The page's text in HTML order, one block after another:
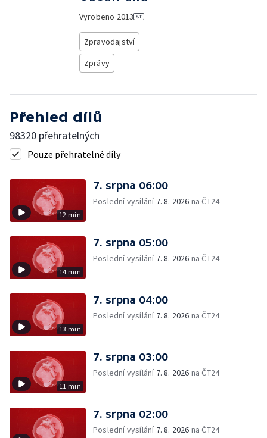
Vyrobeno 2013
Zpravodajství
Zprávy
Přehled dílů
98320 přehratelných
Pouze přehratelné díly
12 min
7. srpna 06:00
Poslední vysílání 7. 8. 2026 na ČT24
14 min
7. srpna 05:00
Poslední vysílání 7. 8. 2026 na ČT24
13 min
7. srpna 04:00
Poslední vysílání 7. 8. 2026 na ČT24
11 min
7. srpna 03:00
Poslední vysílání 7. 8. 2026 na ČT24
7. srpna 02:00
Poslední vysílání 7. 8. 2026 na ČT24